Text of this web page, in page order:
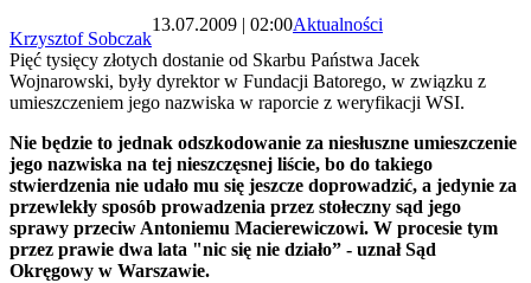
Krzysztof Sobczak
13.07.2009 | 02:00Aktualności
Pięć tysięcy złotych dostanie od Skarbu Państwa Jacek
Wojnarowski, były dyrektor w Fundacji Batorego, w związku z
umieszczeniem jego nazwiska w raporcie z weryfikacji WSI.
Nie będzie to jednak odszkodowanie za niesłuszne umieszczenie
jego nazwiska na tej nieszczęsnej liście, bo do takiego
stwierdzenia nie udało mu się jeszcze doprowadzić, a jedynie za
przewlekły sposób prowadzenia przez stołeczny sąd jego
sprawy przeciw Antoniemu Macierewiczowi. W procesie tym
przez prawie dwa lata "nic się nie działo” - uznał Sąd
Okręgowy w Warszawie.